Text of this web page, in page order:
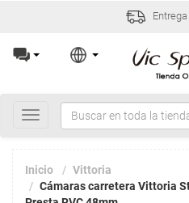
Toggle
navigation
Inicio
Vittoria
Cámaras carretera Vittoria